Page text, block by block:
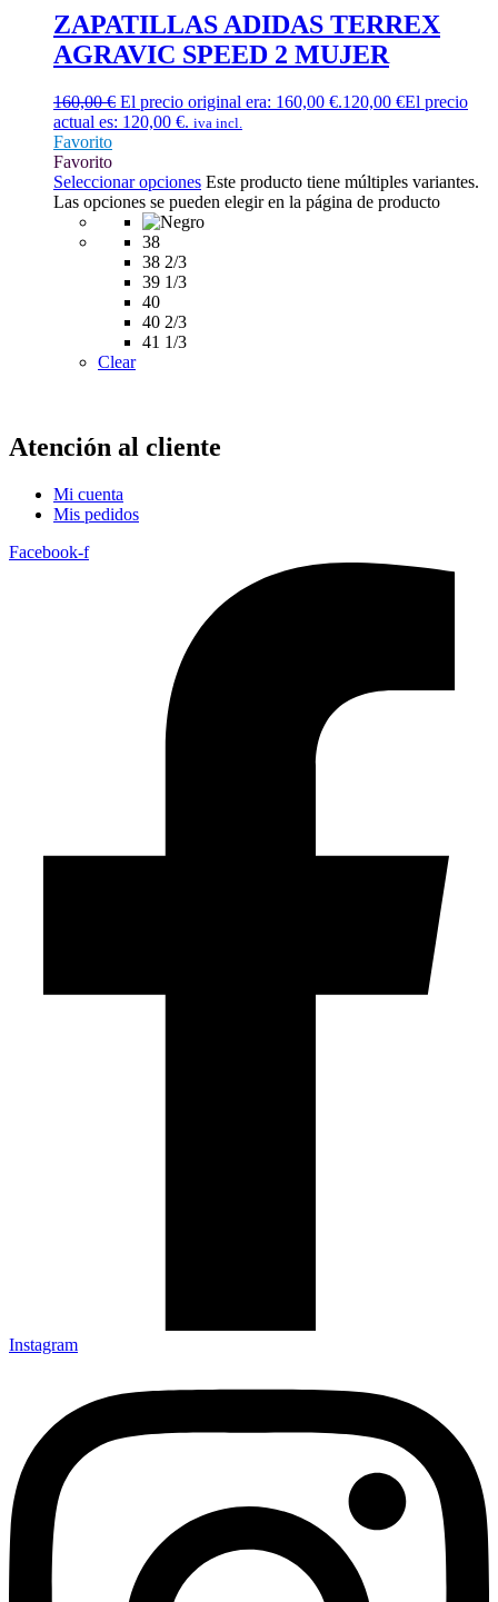
ZAPATILLAS ADIDAS TERREX
AGRAVIC SPEED 2 MUJER
160,00€ El precio original era: 160,00 €.120,00 €El precio
actual es: 120,00 €. iva incl.
Favorito
Favorito
Seleccionar opciones Este producto tiene múltiples variantes.
Las opciones se pueden elegir en la página de producto
38
38 2/3
39 1/3
40
40 2/3
41 1/3
Clear
Atención al cliente
Mi cuenta
Mis pedidos
Facebook-f
Instagram